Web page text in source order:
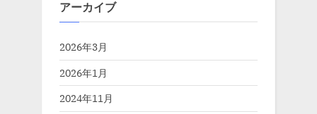
アーカイブ
2026年3月
2026年1月
2024年11月